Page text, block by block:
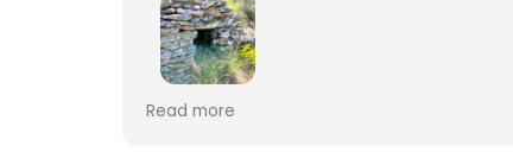
Uma verdadeira comunhão com a
Read more